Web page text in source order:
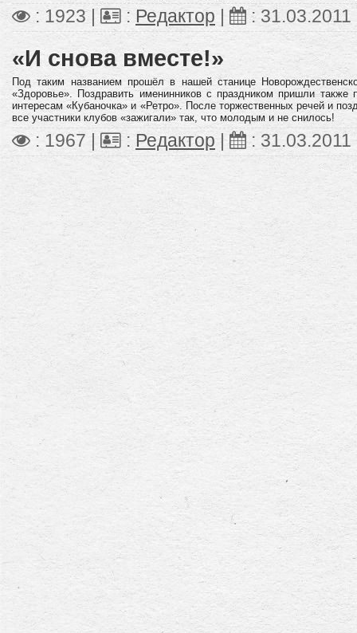
: 1923 | : Редактор : 31.03.2011
«И снова вместе!»
Под таким названием прошёл в нашей станице
«Здоровье». Поздравить именинников с праздником пришли
интересам «Кубаночка» и «Ретро». После торжественных речей и
все участники клубов «зажигали» так, что молодым и не снилось!
: 1967 | : Редактор | : 31.03.2011